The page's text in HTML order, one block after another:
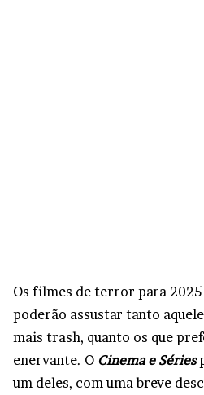
Os filmes de terror para
poderão assustar tanto
mais trash, quanto os que
enervante. O Cinema e Séries
um deles, com uma breve